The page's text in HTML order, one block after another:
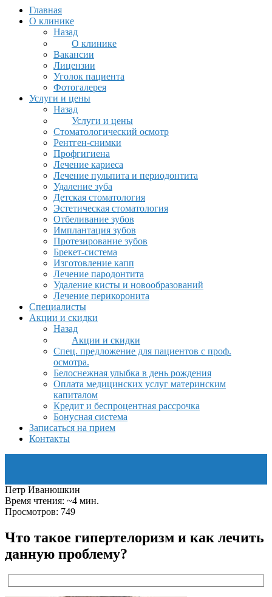
Главная
О клинике
Назад
О клинике
Вакансии
Лицензии
Уголок пациента
Фотогалерея
Услуги и цены
Назад
Услуги и цены
Стоматологический осмотр
Рентген-снимки
Профгигиена
Лечение кариеса
Лечение пульпита и периодонтита
Удаление зуба
Детская стоматология
Эстетическая стоматология
Отбеливание зубов
Имплантация зубов
Протезирование зубов
Брекет-система
Изготовление капп
Лечение пародонтита
Удаление кисты и новообразований
Лечение перикоронита
Специалисты
Акции и скидки
Назад
Акции и скидки
Спец. предложение для пациентов с проф.
осмотра.
Белоснежная улыбка в день рождения
Оплата медицинских услуг материнским
капиталом
Кредит и беспроцентная рассрочка
Бонусная система
Записаться на прием
Контакты
Петр Иванюшкин
Время чтения: ~4 мин.
Просмотров: 749
Что такое гипертелоризм и как лечить
данную проблему?